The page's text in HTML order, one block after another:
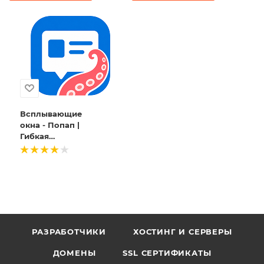
страницах
рекламные
видеовиджеты
Всплывающие
окна - Попап |
Гибкая
настройка и
РАЗРАБОТЧИКИ ХОСТИНГ И СЕРВЕРЫ
ДОМЕНЫ SSL СЕРТИФИКАТЫ